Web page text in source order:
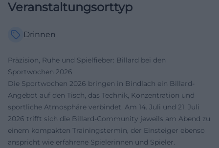
Veranstaltungsorttyp
Drinnen
Präzision, Ruhe und Spielfieber: Billard bei den
Sportwochen 2026
Die Sportwochen 2026 bringen in Bindlach ein Billard-
Angebot auf den Tisch, das Technik, Konzentration und
sportliche Atmosphäre verbindet. Am 14. Juli und 21. Juli
2026 trifft sich die Billard-Community jeweils am Abend zu
einem kompakten Trainingstermin, der Einsteiger ebenso
anspricht wie erfahrene Spielerinnen und Spieler.